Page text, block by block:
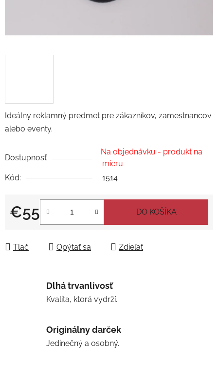
Ideálny reklamný predmet pre zákazníkov, zamestnancov
alebo eventy.
Dostupnosť
Na objednávku - produkt na
mieru
Kód:
1514
€55
Jednotková cena:
DO KOŠÍKA
Tlač Opýtať sa Zdieľať
Dlhá trvanlivosť
Kvalita, ktorá vydrží.
Originálny darček
Jedinečný a osobný.